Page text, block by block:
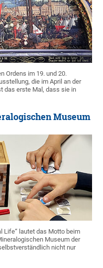
Ordens im 19. und 20.
die im April an der
das erste Mal, dass sie in
Museum
Life“ lautet das Motto beim
Museum der
nicht nur